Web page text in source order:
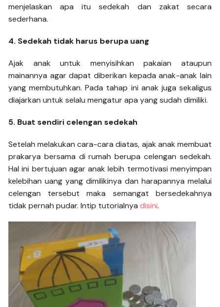
menjelaskan apa itu sedekah dan zakat secara
sederhana.
4. Sedekah tidak harus berupa uang
Ajak anak untuk menyisihkan pakaian ataupun
mainannya agar dapat diberikan kepada anak-anak lain
yang membutuhkan. Pada tahap ini anak juga sekaligus
diajarkan untuk selalu mengatur apa yang sudah dimiliki.
5. Buat sendiri celengan sedekah
Setelah melakukan cara-cara diatas, ajak anak membuat
prakarya bersama di rumah berupa celengan sedekah.
Hal ini bertujuan agar anak lebih termotivasi menyimpan
kelebihan uang yang dimilikinya dan harapannya melalui
celengan tersebut maka semangat bersedekahnya
tidak pernah pudar. Intip tutorialnyadisini.